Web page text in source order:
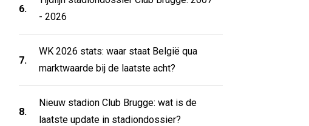
6.
- 2026
7.
WK 2026 stats: waar staat België qua
marktwaarde bij de laatste acht?
8.
Nieuw stadion Club Brugge: wat is de
laatste update in stadiondossier?